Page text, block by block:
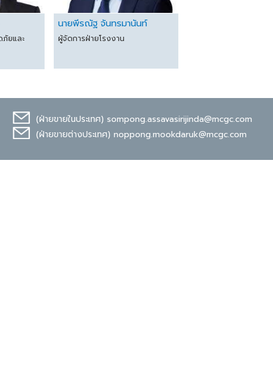
ยและ
นายพีรณัฐ จันทรมานันท์
ผู้จัดการฝ่ายโรงงาน
(ฝ่ายขายในประเทศ) sompong.assavasirijinda@mcgc.com
(ฝ่ายขายต่างประเทศ) noppong.mookdaruk@mcgc.com